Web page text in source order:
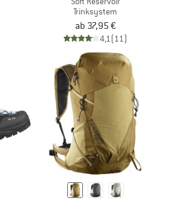
Trinksystem
ab 37,95 €
4,1(11)